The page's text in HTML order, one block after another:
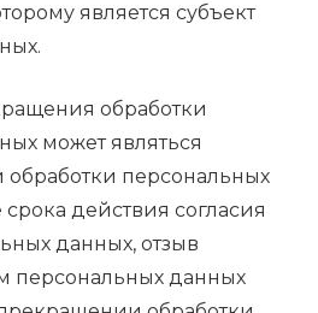
является субъект
обработки
может являться
персональных
действия согласия
данных, отзыв
персональных данных